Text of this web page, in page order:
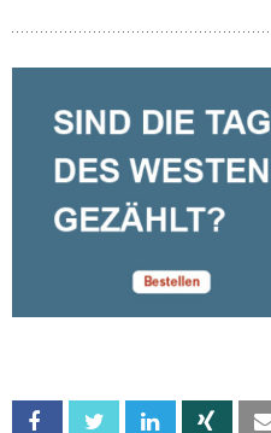
Facebook Twitter Linkedin Xing